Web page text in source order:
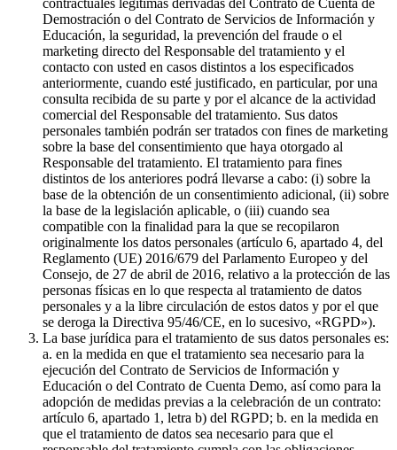
Demostración o del Contrato de Servicios de Información y
Educación, la seguridad, la prevención del fraude o el
marketing directo del Responsable del tratamiento y el
contacto con usted en casos distintos a los especificados
anteriormente, cuando esté justificado, en particular, por una
consulta recibida de su parte y por el alcance de la actividad
comercial del Responsable del tratamiento. Sus datos
personales también podrán ser tratados con fines de marketing
sobre la base del consentimiento que haya otorgado al
Responsable del tratamiento. El tratamiento para fines
distintos de los anteriores podrá llevarse a cabo: (i) sobre la
base de la obtención de un consentimiento adicional, (ii) sobre
la base de la legislación aplicable, o (iii) cuando sea
compatible con la finalidad para la que se recopilaron
originalmente los datos personales (artículo 6, apartado 4, del
Reglamento (UE) 2016/679 del Parlamento Europeo y del
Consejo, de 27 de abril de 2016, relativo a la protección de las
personas físicas en lo que respecta al tratamiento de datos
personales y a la libre circulación de estos datos y por el que
se deroga la Directiva 95/46/CE, en lo sucesivo, «RGPD»).
La base jurídica para el tratamiento de sus datos personales es:
a. en la medida en que el tratamiento sea necesario para la
ejecución del Contrato de Servicios de Información y
Educación o del Contrato de Cuenta Demo, así como para la
adopción de medidas previas a la celebración de un contrato:
artículo 6, apartado 1, letra b) del RGPD; b. en la medida en
que el tratamiento de datos sea necesario para que el